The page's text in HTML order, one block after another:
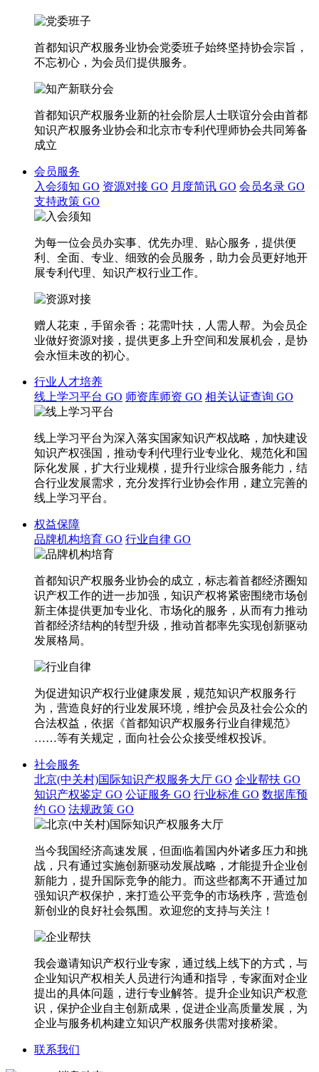
首都知识产权服务业协会党委班子始终坚持协会宗旨，
不忘初心，为会员们提供服务。
首都知识产权服务业新的社会阶层人士联谊分会由首都
知识产权服务业协会和北京市专利代理师协会共同筹备
成立
会员服务
入会须知 GO 资源对接 GO 月度简讯 GO 会员名录 GO
支持政策 GO
为每一位会员办实事、优先办理、贴心服务，提供便
利、全面、专业、细致的会员服务，助力会员更好地开
展专利代理、知识产权行业工作。
赠人花束，手留余香；花需叶扶，人需人帮。为会员企
业做好资源对接，提供更多上升空间和发展机会，是协
会永恒未改的初心。
行业人才培养
线上学习平台 GO 师资库师资 GO 相关认证查询 GO
线上学习平台为深入落实国家知识产权战略，加快建设
知识产权强国，推动专利代理行业专业化、规范化和国
际化发展，扩大行业规模，提升行业综合服务能力，结
合行业发展需求，充分发挥行业协会作用，建立完善的
线上学习平台。
权益保障
品牌机构培育 GO 行业自律 GO
首都知识产权服务业协会的成立，标志着首都经济圈知
识产权工作的进一步加强，知识产权将紧密围绕市场创
新主体提供更加专业化、市场化的服务，从而有力推动
首都经济结构的转型升级，推动首都率先实现创新驱动
发展格局。
为促进知识产权行业健康发展，规范知识产权服务行
为，营造良好的行业发展环境，维护会员及社会公众的
合法权益，依据《首都知识产权服务行业自律规范》
……等有关规定，面向社会公众接受维权投诉。
社会服务
北京(中关村)国际知识产权服务大厅 GO 企业帮扶 GO
知识产权鉴定 GO 公证服务 GO 行业标准 GO 数据库预
约 GO 法规政策 GO
当今我国经济高速发展，但面临着国内外诸多压力和挑
战，只有通过实施创新驱动发展战略，才能提升企业创
新能力，提升国际竞争的能力。而这些都离不开通过加
强知识产权保护，来打造公平竞争的市场秩序，营造创
新创业的良好社会氛围。欢迎您的支持与关注！
我会邀请知识产权行业专家，通过线上线下的方式，与
企业知识产权相关人员进行沟通和指导，专家面对企业
提出的具体问题，进行专业解答。提升企业知识产权意
识，保护企业自主创新成果，促进企业高质量发展，为
企业与服务机构建立知识产权服务供需对接桥梁。
联系我们